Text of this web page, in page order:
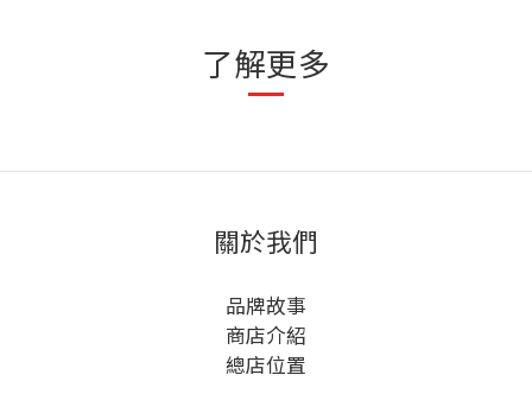
了解更多
關於我們
品牌故事
商店介紹
總店位置